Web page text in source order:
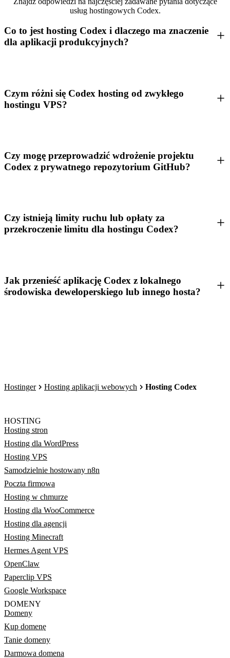
usług hostingowych Codex.
Co to jest hosting Codex i dlaczego ma znaczenie
dla aplikacji produkcyjnych?
Czym różni się Codex hosting od zwykłego
hostingu VPS?
Czy mogę przeprowadzić wdrożenie projektu
Codex z prywatnego repozytorium GitHub?
Czy istnieją limity ruchu lub opłaty za
przekroczenie limitu dla hostingu Codex?
Jak przenieść aplikację Codex z lokalnego
środowiska deweloperskiego lub innego hosta?
Hostinger Hosting aplikacji webowych Hosting Codex
HOSTING
Hosting stron
Hosting dla WordPress
Hosting VPS
Samodzielnie hostowany n8n
Poczta firmowa
Hosting w chmurze
Hosting dla WooCommerce
Hosting dla agencji
Hosting Minecraft
Hermes Agent VPS
OpenClaw
Paperclip VPS
Google Workspace
DOMENY
Domeny
Kup domenę
Tanie domeny
Darmowa domena